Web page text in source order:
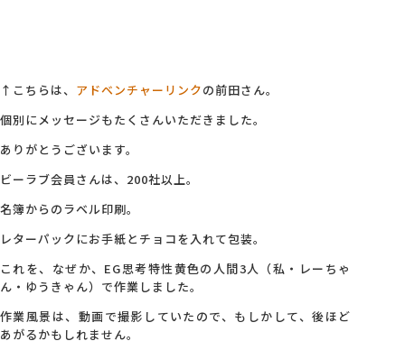
↑こちらは、 アドベンチャーリンクの前田さん。
個別にメッセージもたくさんいただきました。
ありがとうございます。
ビーラブ会員さんは、200社以上。
名簿からのラベル印刷。
レターパックにお手紙とチョコを入れて包装。
これを、なぜか、EG思考特性黄色の人間3人（私・レーちゃ
ん・ゆうきゃん）で作業しました。
作業風景は、動画で撮影していたので、もしかして、後ほど
あがるかもしれません。